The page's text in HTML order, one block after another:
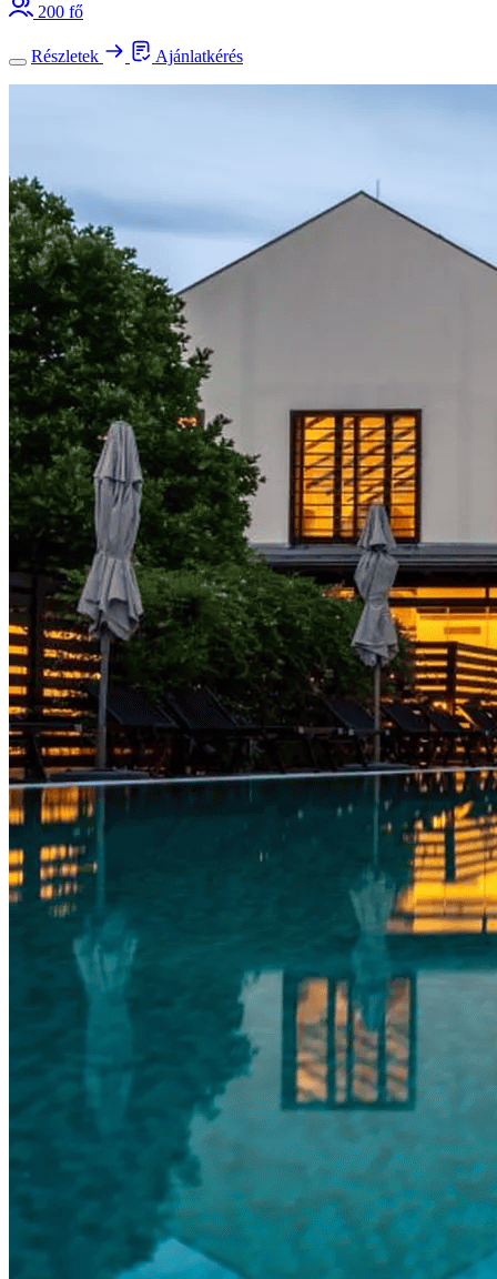
200 fő
Részletek Ajánlatkérés